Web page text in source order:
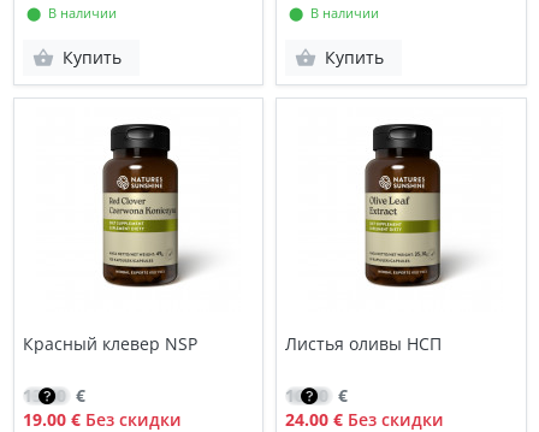
⬤ В наличии
Купить
⬤ В наличии
Купить
Красный клевер NSP
13.40 €
19.00 €Без скидки
Листья оливы НСП
16.80 €
24.00 € Без скидки